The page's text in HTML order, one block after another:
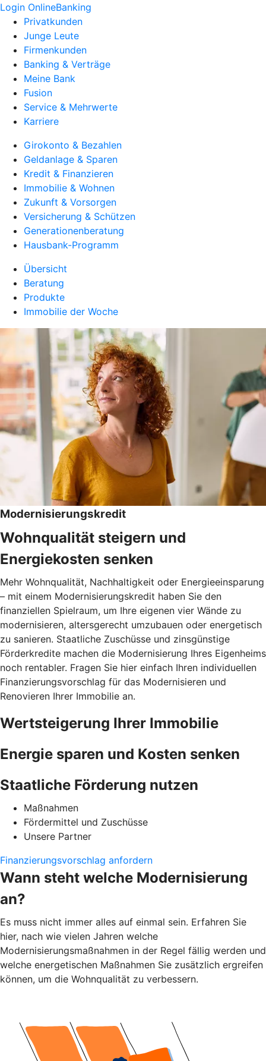
Login OnlineBanking
Privatkunden
Junge Leute
Firmenkunden
Banking & Verträge
Meine Bank
Fusion
Service & Mehrwerte
Karriere
Girokonto & Bezahlen
Geldanlage & Sparen
Kredit & Finanzieren
Immobilie & Wohnen
Zukunft & Vorsorgen
Versicherung & Schützen
Generationenberatung
Hausbank-Programm
Übersicht
Beratung
Produkte
Immobilie der Woche
Modernisierungskredit
Wohnqualität steigern und
Energiekosten senken
Mehr Wohnqualität, Nachhaltigkeit oder Energieeinsparung
– mit einem Modernisierungskredit haben Sie den
finanziellen Spielraum, um Ihre eigenen vier Wände zu
modernisieren, altersgerecht umzubauen oder energetisch
zu sanieren. Staatliche Zuschüsse und zinsgünstige
Förderkredite machen die Modernisierung Ihres Eigenheims
noch rentabler. Fragen Sie hier einfach Ihren individuellen
Finanzierungsvorschlag für das Modernisieren und
Renovieren Ihrer Immobilie an.
Wertsteigerung Ihrer Immobilie
Energie sparen und Kosten senken
Staatliche Förderung nutzen
Maßnahmen
Fördermittel und Zuschüsse
Unsere Partner
Finanzierungsvorschlag anfordern
Wann steht welche Modernisierung
an?
Es muss nicht immer alles auf einmal sein. Erfahren Sie
hier, nach wie vielen Jahren welche
Modernisierungsmaßnahmen in der Regel fällig werden und
welche energetischen Maßnahmen Sie zusätzlich ergreifen
können, um die Wohnqualität zu verbessern.